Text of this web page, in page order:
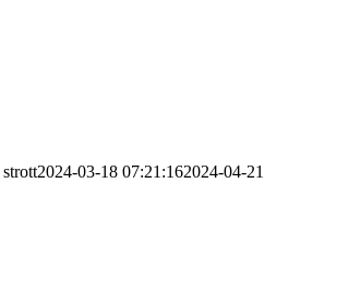
strott2024-03-18 07:21:162024-04-21